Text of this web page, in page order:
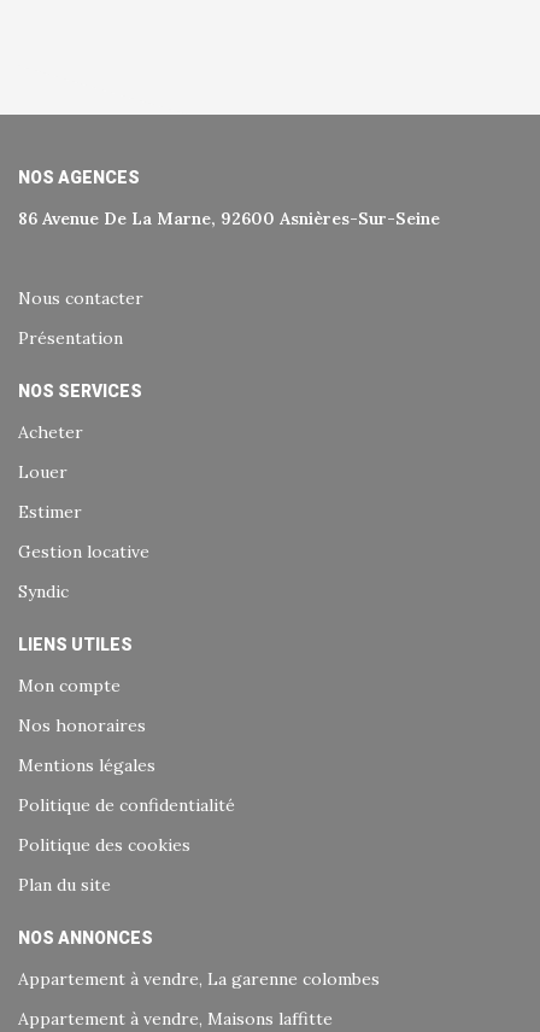
NOS AGENCES
86 Avenue De La Marne, 92600 Asnières-Sur-Seine
Nous contacter
Présentation
NOS SERVICES
Acheter
Louer
Estimer
Gestion locative
Syndic
LIENS UTILES
Mon compte
Nos honoraires
Mentions légales
Politique de confidentialité
Politique des cookies
Plan du site
NOS ANNONCES
Appartement à vendre, La garenne colombes
Appartement à vendre, Maisons laffitte